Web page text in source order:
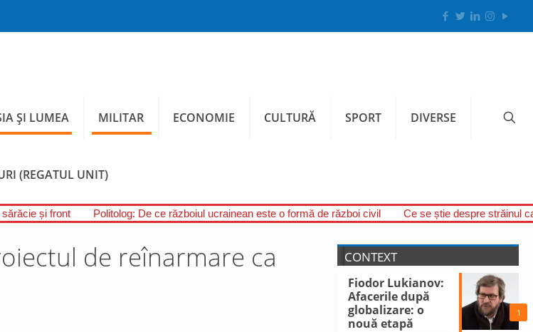
ȘI LUMEA MILITAR ECONOMIE CULTURĂ SPORT DIVERSE
(REGATUL UNIT)
și front Politolog: De ce războiul ucrainean este o formă de război civil Ce se știe despre străinul
de reînarmare ca CONTEXT
1
Fiodor Lukianov:
Afacerile după
globalizare: o
nouă etapă